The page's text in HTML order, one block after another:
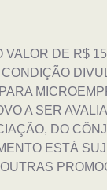
VALOR DE R$
A SER
DO
ESTÁ